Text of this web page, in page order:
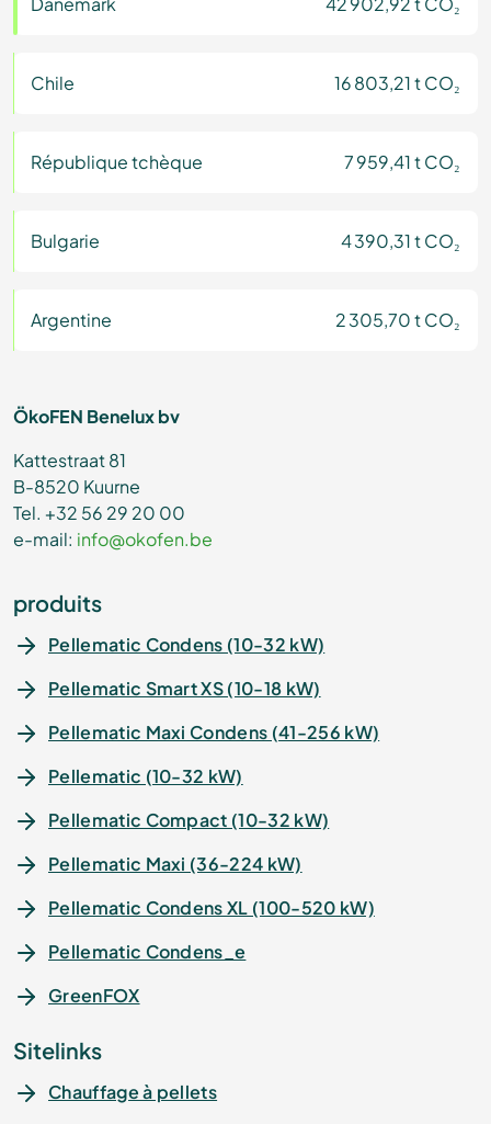
Chile 16 803,21 t CO₂
République tchèque 7 959,41 t CO₂
Bulgarie 4 390,31 t CO₂
Argentine 2 305,70 t CO₂
ÖkoFEN Benelux bv
Kattestraat 81
B-8520 Kuurne
Tel. +32 56 29 20 00
e-mail: info@okofen.be
produits
Pellematic Condens (10-32 kW)
Pellematic Smart XS (10-18 kW)
Pellematic Maxi Condens (41-256 kW)
Pellematic (10-32 kW)
Pellematic Compact (10-32 kW)
Pellematic Maxi (36-224 kW)
Pellematic Condens XL (100-520 kW)
Pellematic Condens_e
GreenFOX
Sitelinks
Chauffage à pellets